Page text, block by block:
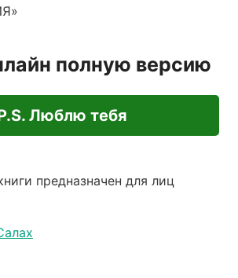
полную версию
Люблю тебя
предназначен для лиц